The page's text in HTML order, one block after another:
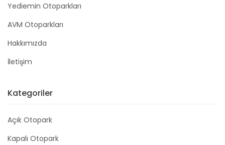
Yediemin Otoparkları
AVM Otoparkları
Hakkımızda
İletişim
Kategoriler
Açık Otopark
Kapalı Otopark